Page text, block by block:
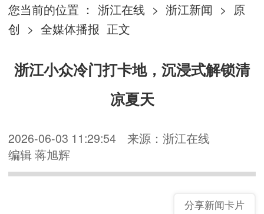
您当前的位置 ： 浙江在线 > 浙江新闻 > 原
创 > 全媒体播报 正文
浙江小众冷门打卡地，沉浸式解锁清
凉夏天
2026-06-03 11:29:54
来源：浙江在线
编辑 蒋旭辉
分享新闻卡片